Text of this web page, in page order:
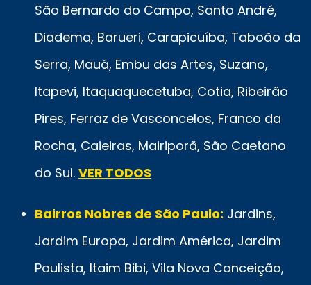
São Bernardo do Campo, Santo André,
Diadema, Barueri, Carapicuíba, Taboão da
Serra, Mauá, Embu das Artes, Suzano,
Itapevi, Itaquaquecetuba, Cotia, Ribeirão
Pires, Ferraz de Vasconcelos, Franco da
Rocha, Caieiras, Mairiporã, São Caetano
do Sul. VER TODOS
Bairros Nobres de São Paulo: Jardins,
Jardim Europa, Jardim América, Jardim
Paulista, Itaim Bibi, Vila Nova Conceição,